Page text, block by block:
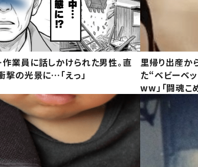
業員に話しかけられた男性。直
撃の光景に…「えっ」
里帰り出産か
た“ベビーベ
ww」「闘魂こ